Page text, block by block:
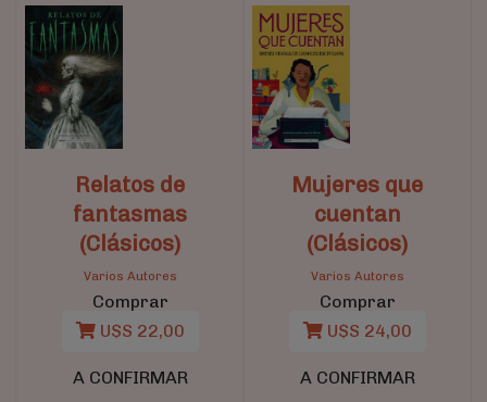
Relatos de
fantasmas
(Clásicos)
Varios Autores
Comprar
U$S 22,00
A CONFIRMAR
Mujeres que
cuentan
(Clásicos)
Varios Autores
Comprar
U$S 24,00
A CONFIRMAR